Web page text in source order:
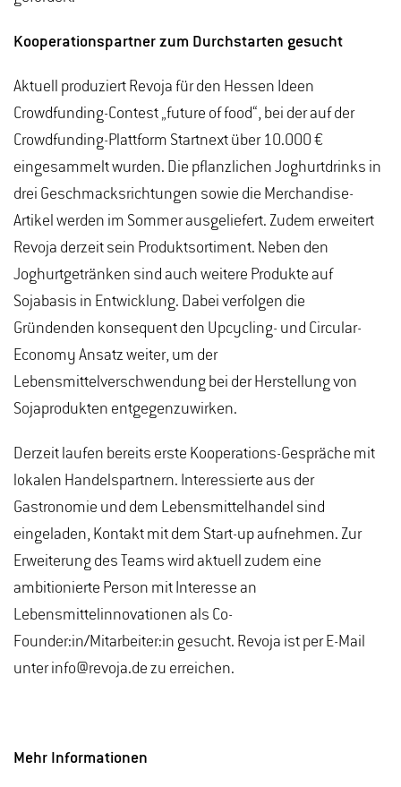
Kooperationspartner zum Durchstarten gesucht
Aktuell produziert Revoja für den Hessen Ideen
Crowdfunding-Contest „future of food“, bei der auf der
Crowdfunding-Plattform Startnext über 10.000 €
eingesammelt wurden. Die pflanzlichen Joghurtdrinks in
drei Geschmacksrichtungen sowie die Merchandise-
Artikel werden im Sommer ausgeliefert. Zudem erweitert
Revoja derzeit sein Produktsortiment. Neben den
Joghurtgetränken sind auch weitere Produkte auf
Sojabasis in Entwicklung. Dabei verfolgen die
Gründenden konsequent den Upcycling- und Circular-
Economy Ansatz weiter, um der
Lebensmittelverschwendung bei der Herstellung von
Sojaprodukten entgegenzuwirken.
Derzeit laufen bereits erste Kooperations-Gespräche mit
lokalen Handelspartnern. Interessierte aus der
Gastronomie und dem Lebensmittelhandel sind
eingeladen, Kontakt mit dem Start-up aufnehmen. Zur
Erweiterung des Teams wird aktuell zudem eine
ambitionierte Person mit Interesse an
Lebensmittelinnovationen als Co-
Founder:in/Mitarbeiter:in gesucht. Revoja ist per E-Mail
unter info@revoja.de zu erreichen.
Mehr Informationen